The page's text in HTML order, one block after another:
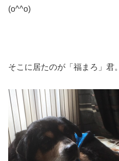
(o^^o)
そこに居たのが「福まろ」君。